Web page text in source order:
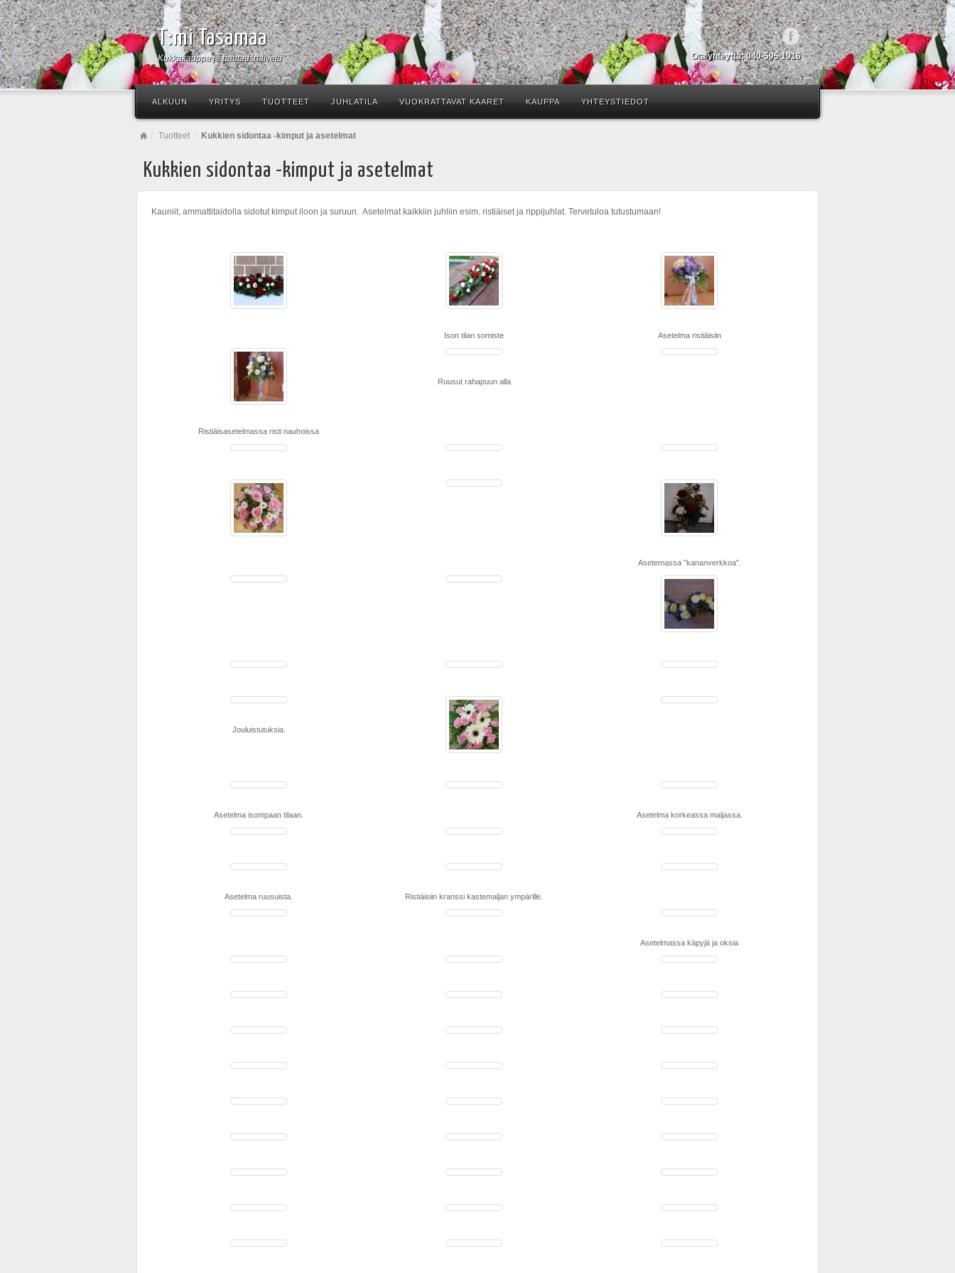
T:mi Tasamaa
Kukkakauppa ja hautauspalvelu Ota yhteyttä: 040-595 1916
ALKUUN YRITYS TUOTTEET JUHLATILA VUOKRATTAVAT KAARET KAUPPA YHTEYSTIEDOT
Tuotteet Kukkien sidontaa -kimput ja asetelmat
Kukkien sidontaa -kimput ja asetelmat
Kauniit, ammattitaidolla sidotut kimput iloon ja suruun. Asetelmat kaikkiin juhliin esim. ristiäiset ja rippijuhlat. Tervetuloa tutustumaan!
Ison tilan somiste Asetelma ristiäisiin
Ristiäisasetelmassa risti nauhoissa
Ruusut rahapuun alla
Asetemassa ”kananverkkoa”.
Jouluistutuksia.
Asetelma isompaan tilaan. Asetelma korkeassa maljassa.
Asetelma ruusuista. Ristiäisiin kranssi kastemaljan ympärille.
Asetelmassa käpyjä ja oksia